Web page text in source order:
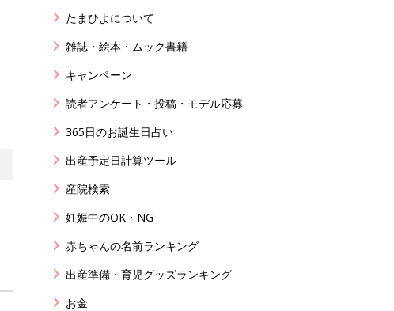
たまひよについて
雑誌・絵本・ムック書籍
キャンペーン
読者アンケート・投稿・モデル応募
365日のお誕生日占い
出産予定日計算ツール
産院検索
妊娠中のOK・NG
赤ちゃんの名前ランキング
出産準備・育児グッズランキング
お金